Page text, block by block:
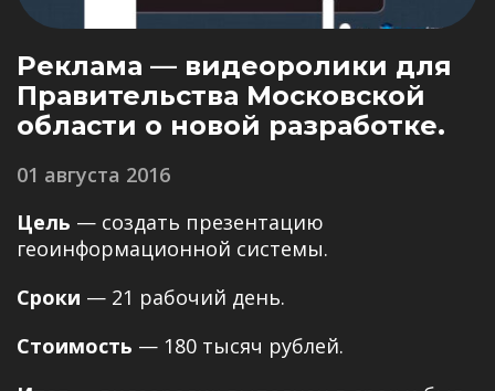
Реклама — видеоролики для
Правительства Московской
области о новой разработке.
01 августа 2016
Цель — создать презентацию
геоинформационной системы.
Сроки — 21 рабочий день.
Стоимость — 180 тысяч рублей.